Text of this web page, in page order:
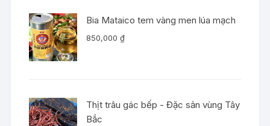
Bia Mataico tem vàng men lúa mạch
850,000₫
Thịt trâu gác bếp - Đặc sản vùng Tây
Bắc